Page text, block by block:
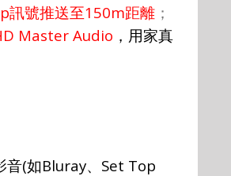
訊號推送至150m距離 ；
Master Audio ，用家真
音(如Bluray、 Set Top